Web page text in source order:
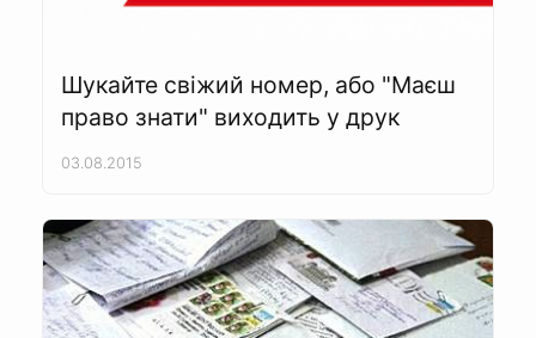
Шукайте свіжий номер, або "Маєш
право знати" виходить у друк
03.08.2015